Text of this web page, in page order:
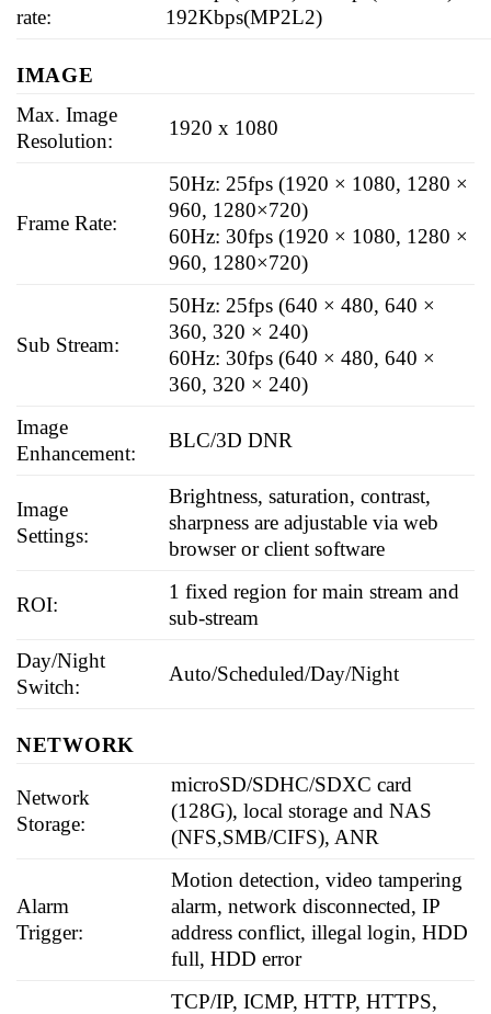
rate:
192Kbps(MP2L2)
IMAGE
Max. Image
Resolution:
1920 x 1080
Frame Rate:
50Hz: 25fps (1920 × 1080, 1280 ×
960, 1280×720)
60Hz: 30fps (1920 × 1080, 1280 ×
960, 1280×720)
Sub Stream:
50Hz: 25fps (640 × 480, 640 ×
360, 320 × 240)
60Hz: 30fps (640 × 480, 640 ×
360, 320 × 240)
Image
Enhancement:
BLC/3D DNR
Image
Settings:
Brightness, saturation, contrast,
sharpness are adjustable via web
browser or client software
ROI:
1 fixed region for main stream and
sub-stream
Day/Night
Switch:
Auto/Scheduled/Day/Night
NETWORK
Network
Storage:
microSD/SDHC/SDXC card
(128G), local storage and NAS
(NFS,SMB/CIFS), ANR
Alarm
Trigger:
Motion detection, video tampering
alarm, network disconnected, IP
address conflict, illegal login, HDD
full, HDD error
TCP/IP, ICMP, HTTP, HTTPS,